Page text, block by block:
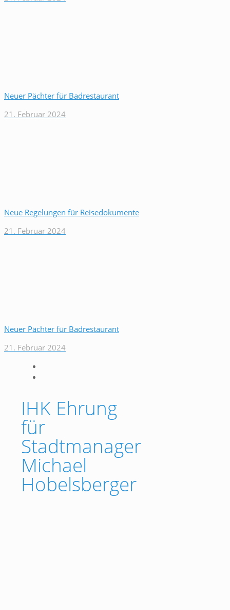
Neuer Pächter für Badrestaurant
21. Februar 2024
Neue Regelungen für Reisedokumente
21. Februar 2024
Neuer Pächter für Badrestaurant
21. Februar 2024
IHK Ehrung
für
Stadtmanager
Michael
Hobelsberger